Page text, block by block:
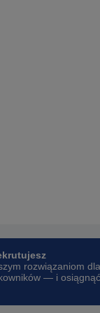
rozwiązaniom dla
— i osiągnąć